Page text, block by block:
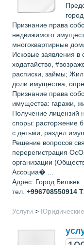
Признание права
недвижимого
многоквартирные
Исковые заявления в
ходатайство,
расписки, займы;
доли имущества,
Признание права
имущества: гаражи,
Получение лицензий
споры: расторжение
с детьми, раздел
Решение вопросов
перерегистрация
организации
Ассоциа� ...
Адрес: Город Бишкек
тел. +996708550914
Услуги > Юридические